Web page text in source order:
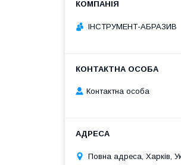
ІНСТРУМЕНТ-АБРАЗИВ
Контактна особа
Повна адреса, Харків,